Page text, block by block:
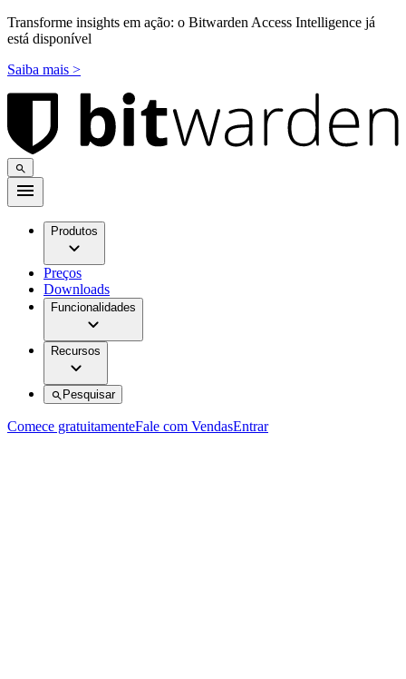
Transforme insights em ação: o Bitwarden Access Intelligence já
está disponível
Saiba mais >
Produtos
Preços
Downloads
Funcionalidades
Recursos
Pesquisar
Comece gratuitamenteFale com VendasEntrar